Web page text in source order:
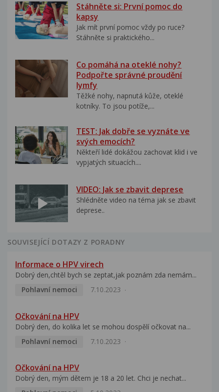
Stáhněte si: První pomoc do
kapsy
Jak mít první pomoc vždy po ruce?
Stáhněte si praktického...
Co pomáhá na oteklé nohy?
Podpořte správné proudění
lymfy
Těžké nohy, napnutá kůže, oteklé
kotníky. To jsou potíže,...
TEST: Jak dobře se vyznáte ve
svých emocích?
Někteří lidé dokážou zachovat klid i ve
vypjatých situacích....
VIDEO: Jak se zbavit deprese
Shlédněte video na téma jak se zbavit
deprese..
SOUVISEJÍCÍ DOTAZY Z PORADNY
Informace o HPV virech
Dobrý den,chtěl bych se zeptat,jak poznám zda nemám...
Pohlavní nemoci
7.10.2023
Očkování na HPV
Dobrý den, do kolika let se mohou dospělí očkovat na...
Pohlavní nemoci
7.10.2023
Očkování na HPV
Dobrý den, mým dětem je 18 a 20 let. Chci je nechat...